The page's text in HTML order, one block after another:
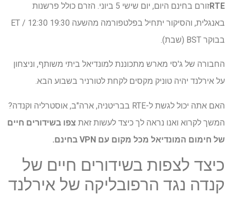
RTE
זורם בחינם היום, יום שישי 5 ביוני. הזרם כולל פרשנות
באנגלית, והסיקור יתחיל בפלטפורמה מהשעה 19:30 ET / 12:30
בבוקר BST (שבת).
החבורה של ג'סי מארש מתכוננת למונדיאל ביתי משותף, וניצחון
על אירלנד יהיה טוניק מקסים לקחת לטורניר בשבוע הבא.
האם אתה יכול לגשת ל-RTE בבריטניה, ארה"ב, אוסטרליה וקנדה?
המשך לקרוא ואנו נראה לך כיצד לעשות זאת צפו בשידורים חיים
של חימום המונדיאל מכל מקום עם VPN בחינם.
כיצד לצפות בשידורים חיים של
קנדה נגד הרפובליקה של אירלנד